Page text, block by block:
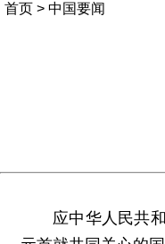
首页 > 中国要闻
应中华人民共